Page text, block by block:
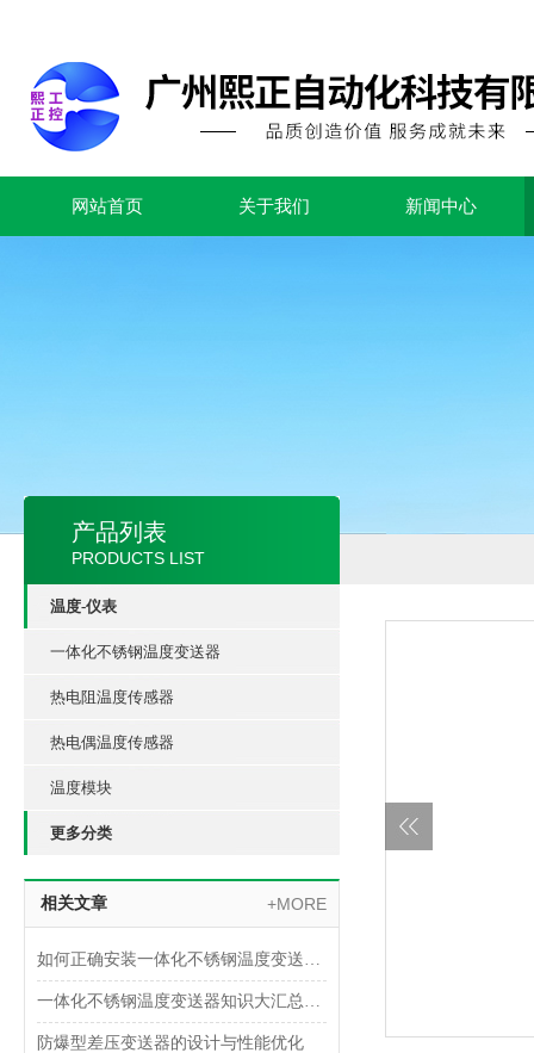
网站首页 关于我们 新闻中心
产品列表
PRODUCTS LIST
温度-仪表
一体化不锈钢温度变送器
热电阻温度传感器
热电偶温度传感器
温度模块
更多分类
相关文章 +MORE
如何正确安装一体化不锈钢温度变送器？
一体化不锈钢温度变送器知识大汇总，入门必看！
防爆型差压变送器的设计与性能优化